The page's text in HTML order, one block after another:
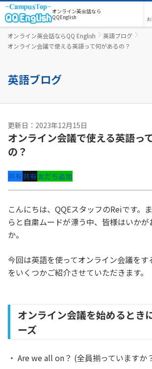
オンライン英会話なら
QQEnglish
オンライン英会話ならQQ English
英語ブログ
オンライン会議で使える英語って何があるの？
英語ブログ
更新日：2023年12月15日
オンライン会議で使える英語っ
の？
共有共有友だち追加
こんにちは、QQEスタッフのReiです。
らと自粛ムードが漂う中、皆様はいかが
か。
今回は英語を使ってオンライン会議を
をいくつかご紹介させていただきます。
オンライン会議を始めるとき
ーズ
・ Are we all on？ (全員揃っていますか